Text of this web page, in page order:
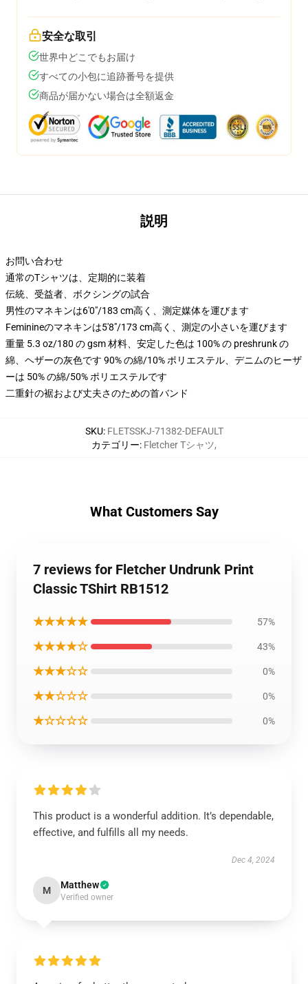
安全な取引
世界中どこでもお届け
すべての小包に追跡番号を提供
商品が届かない場合は全額返金
説明
お問い合わせ
通常のTシャツは、定期的に装着
伝統、受益者、ボクシングの試合
男性のマネキンは6'0"/183 cm高く、測定媒体を運びます
Feminineのマネキンは5'8"/173 cm高く、測定の小さいを運びます
重量 5.3 oz/180 の gsm 材料、安定した色は 100% の preshrunk の
綿、ヘザーの灰色です 90% の綿/10% ポリエステル、デニムのヒーザ
ーは 50% の綿/50% ポリエステルです
二重針の裾および丈夫さのための首バンド
SKU: FLETSSKJ-71382-DEFAULT
カテゴリー: Fletcher Tシャツ,
What Customers Say
7 reviews for Fletcher Undrunk Print
Classic TShirt RB1512
★★★★★ 57%
★★★★☆ 43%
★★★☆☆ 0%
★★☆☆☆ 0%
★☆☆☆☆ 0%
This product is a wonderful addition. It’s dependable,
effective, and fulfills all my needs.
Dec 4, 2024
M Matthew
Verified owner